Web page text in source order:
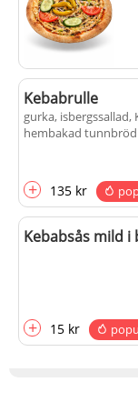
Kebabpizza
gurka, isbergssallad,
Tomatsås, Tomat.
+ fr.från 125 kr
Kebabrulle
gurka, isbergssallad,
hembakad tunnbröd
+ 135 kr
Kebabsås mild i
+ 15 kr